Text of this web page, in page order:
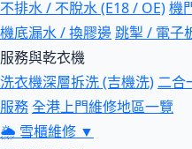
不排水 / 不脫水 (E18 / OE)機
機底漏水 / 換膠邊跳掣 / 電子
服務與乾衣機
洗衣機深層拆洗 (吉機洗) 二合
服務全港上門維修地區一覽
🌦 雪櫃維修 ▼